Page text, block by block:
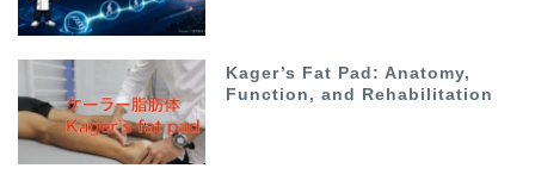
Kager’s Fat Pad: Anatomy,
Function, and Rehabilitation